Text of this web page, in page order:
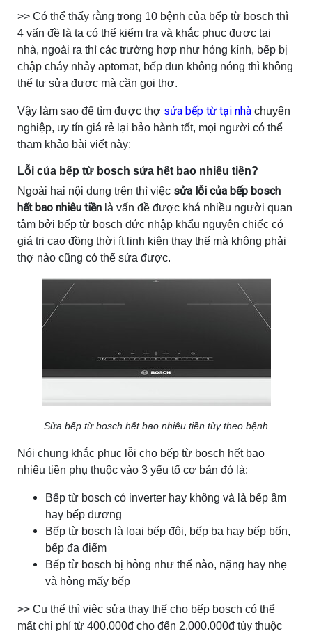
>> Có thể thấy rằng trong 10 bệnh của bếp từ bosch thì
4 vấn đề là ta có thể kiểm tra và khắc phục được tại
nhà, ngoài ra thì các trường hợp như hỏng kính, bếp bị
chập cháy nhảy aptomat, bếp đun không nóng thì không
thể tự sửa được mà cần gọi thợ.
Vậy làm sao để tìm được thợ sửa bếp từ tại nhà chuyên
nghiệp, uy tín giá rẻ lại bảo hành tốt, mọi người có thể
tham khảo bài viết này:
Lỗi của bếp từ bosch sửa hết bao nhiêu tiền?
Ngoài hai nội dung trên thì việc sửa lỗi của bếp bosch
hết bao nhiêu tiền là vấn đề được khá nhiều người quan
tâm bởi bếp từ bosch đức nhập khẩu nguyên chiếc có
giá trị cao đồng thời ít linh kiện thay thế mà không phải
thợ nào cũng có thể sửa được.
Sửa bếp từ bosch hết bao nhiêu tiền tùy theo bệnh
Nói chung khắc phục lỗi cho bếp từ bosch hết bao
nhiêu tiền phụ thuộc vào 3 yếu tố cơ bản đó là:
Bếp từ bosch có inverter hay không và là bếp âm
hay bếp dương
Bếp từ bosch là loại bếp đôi, bếp ba hay bếp bốn,
bếp đa điểm
Bếp từ bosch bị hỏng như thế nào, nặng hay nhẹ
và hỏng mấy bếp
>> Cụ thể thì việc sửa thay thế cho bếp bosch có thể
mất chi phí từ 400.000đ cho đến 2.000.000đ tùy thuộc